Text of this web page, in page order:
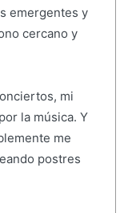
emergentes y
cercano y
mi
la música. Y
me
postres